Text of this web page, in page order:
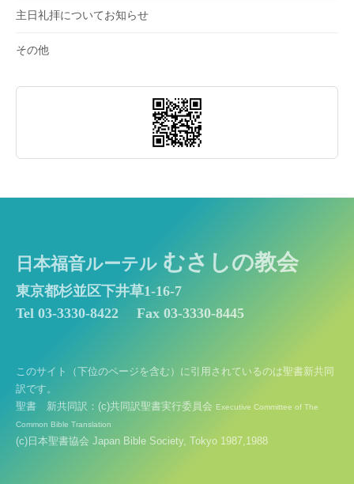
主日礼拝についてお知らせ
その他
日本福音ルーテル むさしの教会
東京都杉並区下井草1-16-7
Tel 03-3330-8422
Fax 03-3330-8445
このサイト（下位のページを含む）に引用されているのは聖書新共同
訳です。
聖書 新共同訳：(c)共同訳聖書実行委員会
Executive Committee of The
Common Bible Translation
(c)日本聖書協会 Japan Bible Society, Tokyo 1987,1988